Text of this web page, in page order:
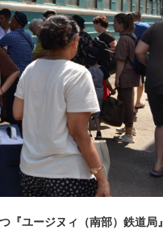
『ユージヌィ（南部）鉄道局』